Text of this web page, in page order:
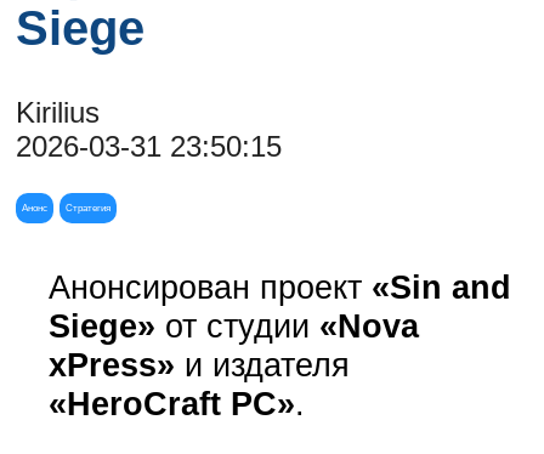
Siege
Kirilius
2026-03-31 23:50:15
Анонс Стратегия
Анонсирован проект «Sin and
Siege» от студии «Nova
xPress» и издателя
«HeroCraft PC».